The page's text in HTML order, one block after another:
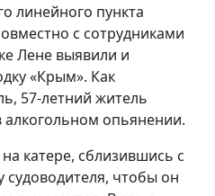
линейного пункта
с сотрудниками
Лене выявили и
«Крым». Как
57-летний житель
алкогольном опьянении.
катере, сблизившись с
чтобы он